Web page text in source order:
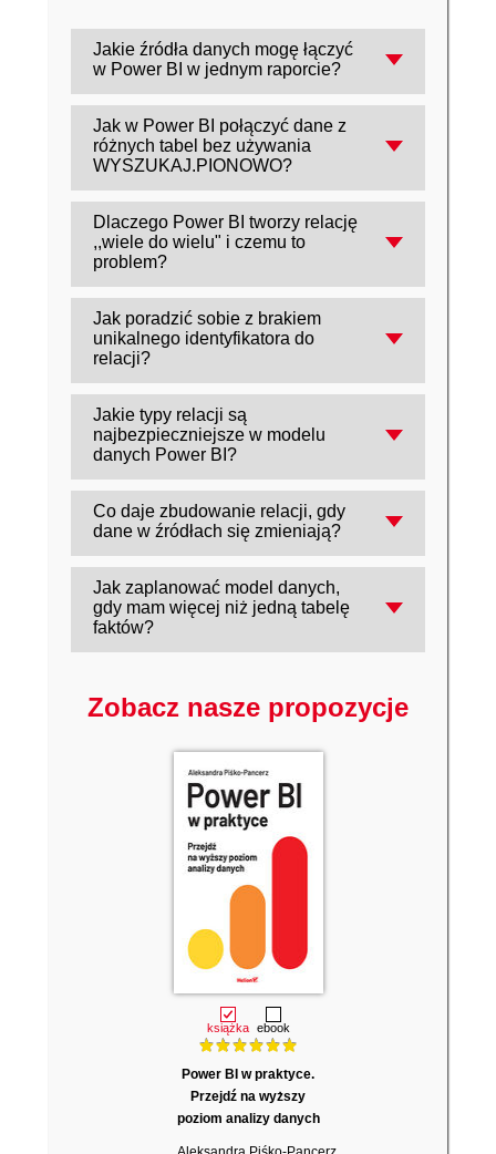
Jakie źródła danych mogę łączyć
w Power BI w jednym raporcie?
Praktycznie dowolne obsługiwane przez
Power BI, np. pliki (Excel/CSV), bazy
danych czy inne konektory - po wczytaniu
Jak w Power BI połączyć dane z
różnych tabel bez używania
WYSZUKAJ.PIONOWO?
Zamiast formuł stosuje się relacje w widoku
Model/Relacje, wskazując wspólną
kolumnę (klucz) między tabelami.
Dlaczego Power BI tworzy relację
,,wiele do wielu" i czemu to
problem?
Dzieje się tak, gdy w obu tabelach wartości
w kolumnie łączącej powtarzają się i nie da
się jednoznacznie dopasować rekordów;
Jak poradzić sobie z brakiem
unikalnego identyfikatora do
relacji?
Warto stworzyć klucz złożony, np. łącząc
kod kraju i numer faktury (lub więcej
kolumn), aby uzyskać unikalne wartości w
Jakie typy relacji są
najbezpieczniejsze w modelu
danych Power BI?
Najczęściej zalecane są relacje ,,jeden do
wielu" lub ,,wiele do jednego", bo
zapewniają jednoznaczne powiązania i
przewidywalne wyniki.
Co daje zbudowanie relacji, gdy
dane w źródłach się zmieniają?
Relacje definiujesz raz, a po odświeżeniu
raportu nowe rekordy zasilą model
automatycznie - bez ręcznego
Jak zaplanować model danych,
gdy mam więcej niż jedną tabelę
faktów?
Często pomaga podejście z tabelami
przemyślenie, które tabele mają być
,,centralne" dla analiz.
Zobacz nasze propozycje
książka ebook
Power BI w praktyce.
Przejdź na wyższy
poziom analizy danych